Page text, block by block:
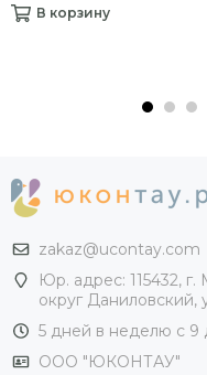
В корзину
zakaz@ucontay.com
Юр. адрес: 115432,
округ Даниловский,
5 дней в неделю с 9
ООО "ЮКОНТАУ"